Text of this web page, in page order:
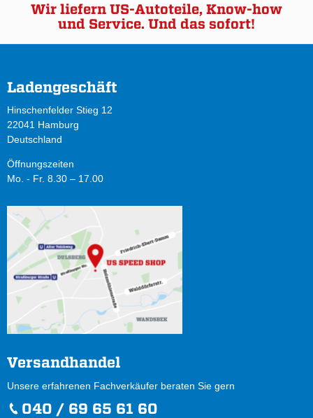
Wir liefern US-Autoteile, Know-how
und Service. Und das sofort!
Ladengeschäft
Hinschenfelder Stieg 12
22041 Hamburg
Deutschland
Öffnungszeiten
Mo. - Fr. 8.30 – 17.00
Versandhandel
Unsere erfahrenen Fachverkäufer beraten Sie gern
040 / 69 65 61 60